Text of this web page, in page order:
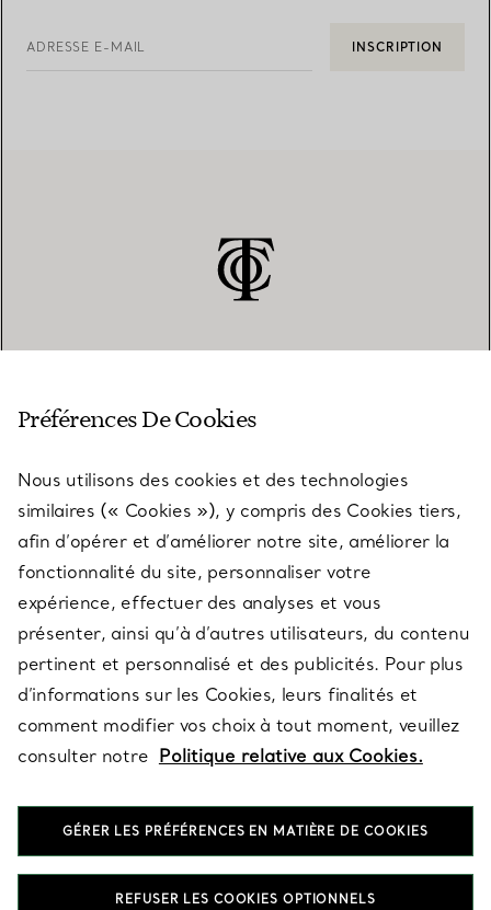
ADRESSE E-MAIL INSCRIPTION
SERVICES
À PROPOS
QUESTIONS LÉGALES
SUIVEZ-NOUS
Préférences De Cookies
Nous utilisons des cookies et des technologies
similaires (« Cookies »), y compris des Cookies tiers,
afin d’opérer et d’améliorer notre site, améliorer la
fonctionnalité du site, personnaliser votre
expérience, effectuer des analyses et vous
présenter, ainsi qu’à d’autres utilisateurs, du contenu
pertinent et personnalisé et des publicités. Pour plus
d’informations sur les Cookies, leurs finalités et
comment modifier vos choix à tout moment, veuillez
consulter notre Politique relative aux Cookies.
GÉRER LES PRÉFÉRENCES EN MATIÈRE DE COOKIES
REFUSER LES COOKIES OPTIONNELS